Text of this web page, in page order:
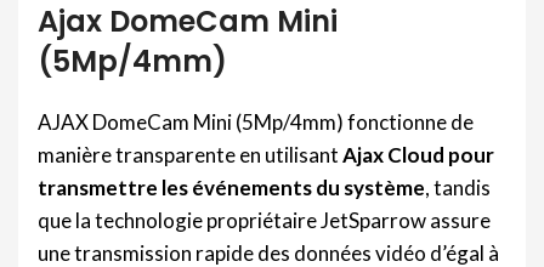
Ajax DomeCam Mini
(5Mp/4mm)
AJAX DomeCam Mini (5Mp/4mm) fonctionne de
manière transparente en utilisantAjax Cloud pour
transmettre les événements du système, tandis
que la technologie propriétaire JetSparrow assure
une transmission rapide des données vidéo d’égal à